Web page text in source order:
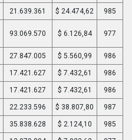
21.639.361 $ 24.474,62 985
93.069.570 $ 6.126,84 977
27.847.005 $ 5.560,99 986
17.421.627 $ 7.432,61 986
17.421.627 $ 7.432,61 986
22.233.596 $ 38.807,80 987
35.838.628 $ 2.124,10 985